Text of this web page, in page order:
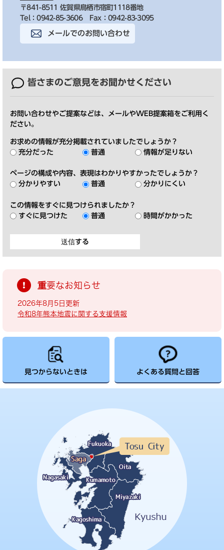
〒841-8511 佐賀県鳥栖市宿町1118番地
Tel：0942-85-3606
Fax：0942-83-3095
メールでのお問い合わせ
皆さまのご意見をお聞かせください
お問い合わせやご提案などは、メールやWEB提案箱をご利用く
ださい。
お求めの情報が充分掲載されていましたでしょうか？
充分だった
普通 情報が足りない
ページの構成や内容、表現はわかりやすかったでしょうか？
分かりやすい
普通 分かりにくい
この情報をすぐに見つけられましたか？
すぐに見つけた
普通 時間がかかった
重要なお知らせ
2026年8月5日更新
令和8年熊本地震に関する支援情報
見つからないときは よくある質問と回答